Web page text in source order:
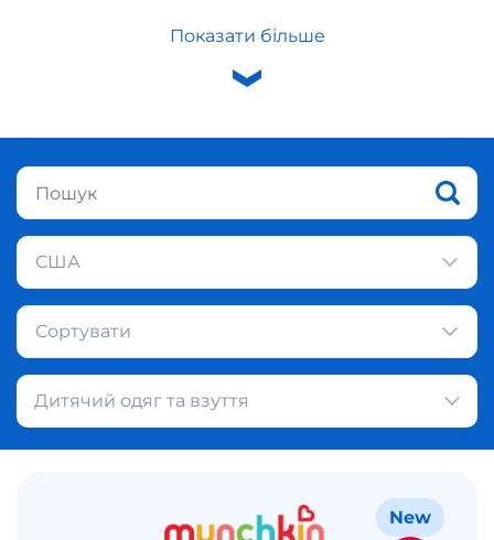
Показати більше
США
Сортувати
Дитячий одяг та взуття
New